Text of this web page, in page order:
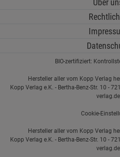
Über
BIO-zertifiziert:
Hersteller aller vom Kopp Verlag
Kopp Verlag e.K. - Bertha-Benz-Str. 10 -
verlag.de
Cookie-
Hersteller aller vom Kopp Verlag
Kopp Verlag e.K. - Bertha-Benz-Str. 10 -
verlag.de